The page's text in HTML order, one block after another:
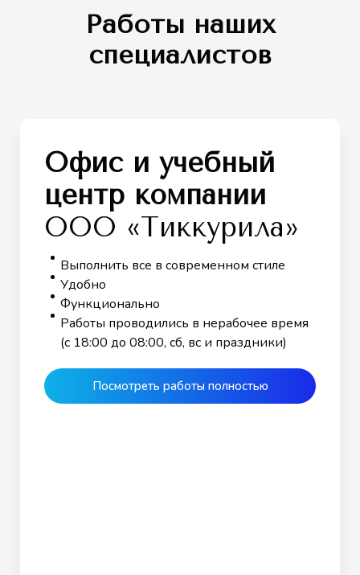
Работы наших
специалистов
Офис и учебный
центр компании
ООО «Тиккурила»
Выполнить все в современном стиле
Удобно
Функционально
Работы проводились в нерабочее время
(с 18:00 до 08:00, сб, вс и праздники)
Посмотреть работы полностью